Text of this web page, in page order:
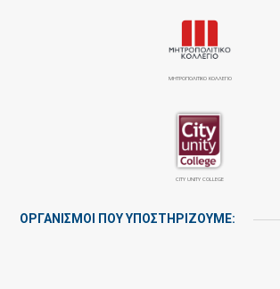
ΜΗΤΡΟΠΟΛΙΤΙΚΟ ΚΟΛΛΕΓΙΟ
CITY UNITY COLLEGE
ΟΡΓΑΝΙΣΜΟΙ ΠΟΥ ΥΠΟΣΤΗΡΙΖΟΥΜΕ: